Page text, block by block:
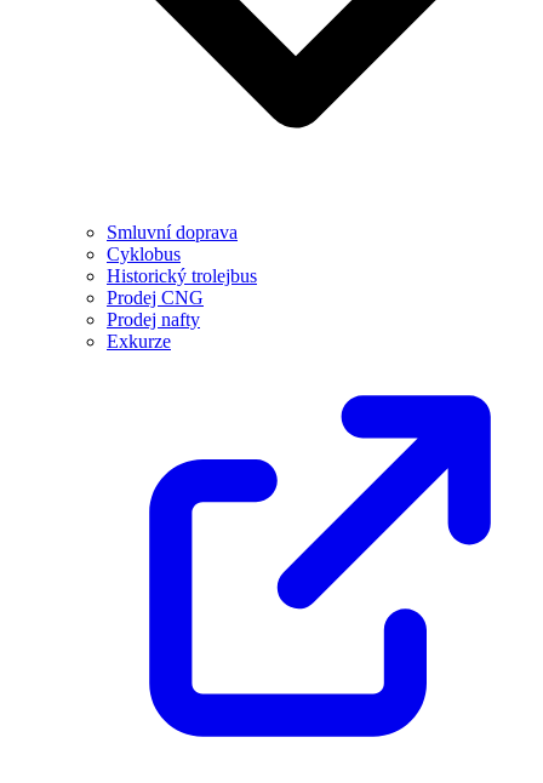
Smluvní doprava
Cyklobus
Historický trolejbus
Prodej CNG
Prodej nafty
Exkurze